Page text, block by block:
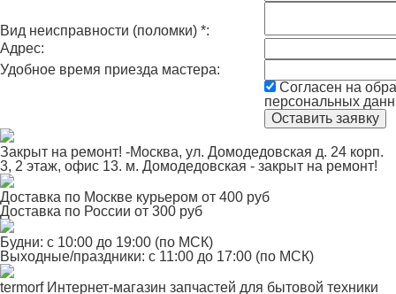
Вид неисправности (поломки) *:
Адрес:
Удобное время приезда мастера:
Согласен на
персональных
Закрыт на ремонт! -Москва, ул. Домодедовская д. 24 корп.
3, 2 этаж, офис 13. м. Домодедовская - закрыт на ремонт!
Доставка по Москве курьером от 400 руб
Доставка по России от 300 руб
Будни: с 10:00 до 19:00 (по МСК)
Выходные/праздники: с 11:00 до 17:00 (по МСК)
termorf Интернет-магазин запчастей для бытовой техники